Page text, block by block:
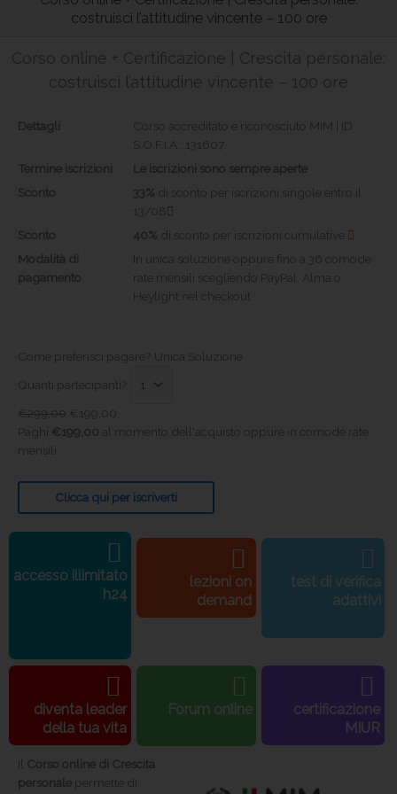
costruisci l’attitudine vincente – 100 ore
Corso online + Certificazione | Crescita personale:
costruisci l’attitudine vincente – 100 ore
Dettagli
Corso accreditato e riconosciuto MIM | ID
S.O.F.I.A.: 131607
Termine iscrizioni
Le iscrizioni sono sempre aperte
Sconto
33% di sconto per iscrizioni singole entro il
13/08
Sconto
40% di sconto per iscrizioni cumulative
Modalità di
pagamento
In unica soluzione oppure fino a 36 comode
rate mensili scegliendo PayPal, Alma o
Heylight nel checkout
Come preferisci pagare? Unica Soluzione
Quanti partecipanti?
€299,00 €
199,00
Paghi €199,00 al momento dell'acquisto oppure in comode rate
mensili.
Clicca qui per iscriverti
accesso illimitato
h24
lezioni on
demand
test di verifica
adattivi
diventa leader
della tua vita
Forum online
certificazione
MIUR
Il Corso online di Crescita
personale permette di